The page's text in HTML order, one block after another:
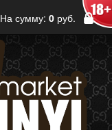
На сумму: 0 руб.